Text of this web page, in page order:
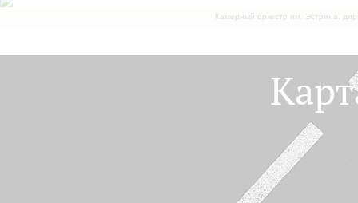
Камерный оркестр им. Эстрина,